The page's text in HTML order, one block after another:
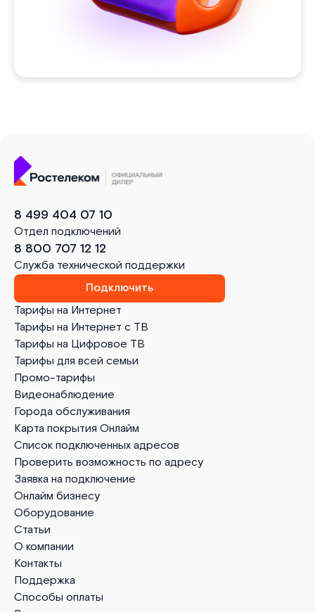
Тарифы на Интернет
Тарифы на Интернет с ТВ
Тарифы на Цифровое ТВ
Тарифы для всей семьи
Промо-тарифы
Видеонаблюдение
Города обслуживания
Карта покрытия Онлайм
Список подключенных адресов
Проверить возможность по адресу
Заявка на подключение
Онлайм бизнесу
Оборудование
Статьи
О компании
Контакты
Поддержка
Способы оплаты
8 499 404 07 10
Отдел подключений
8 800 707 12 12
Служба технической поддержки
Подключить